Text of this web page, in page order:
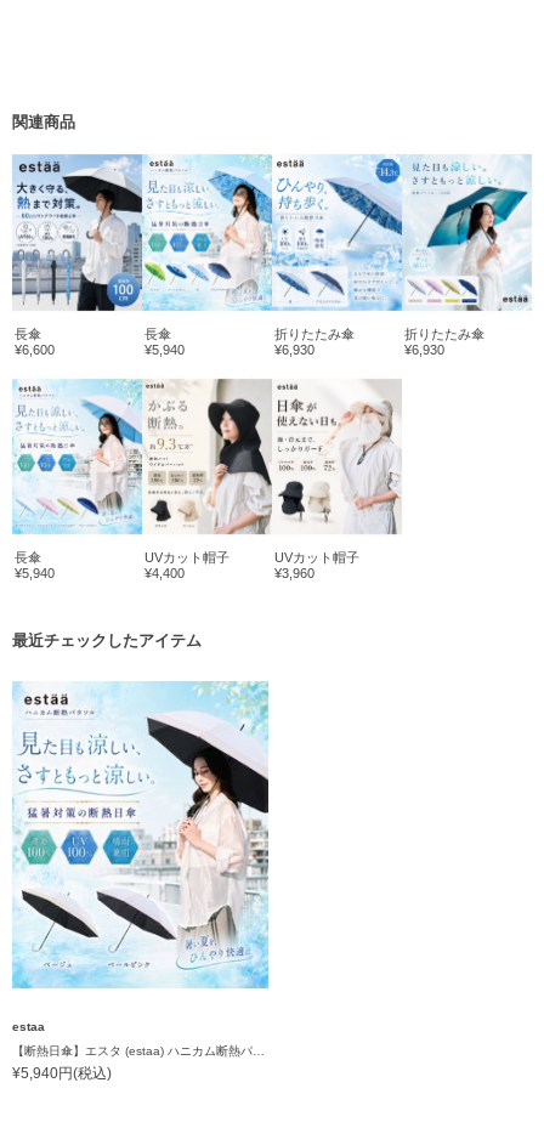
関連商品
長傘
¥6,600
長傘
¥5,940
折りたたみ傘
¥6,930
折りたたみ傘
¥6,930
長傘
¥5,940
UVカット帽子
¥4,400
UVカット帽子
¥3,960
最近チェックしたアイテム
estaa
¥5,940円(税込)